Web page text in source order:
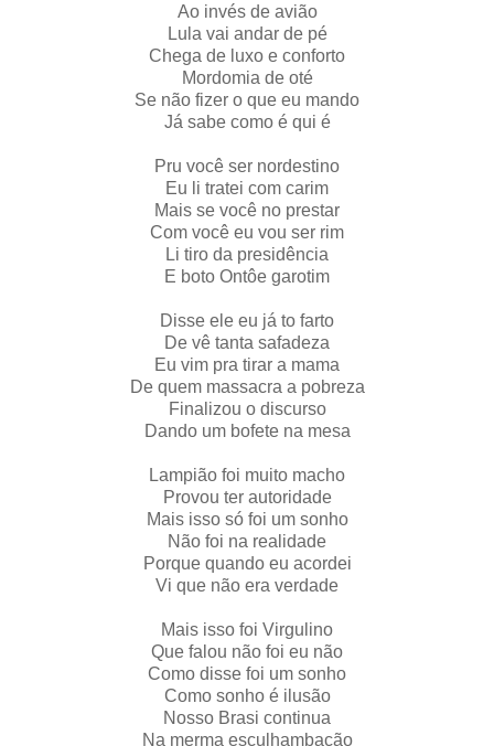
Ao invés de avião
Lula vai andar de pé
Chega de luxo e conforto
Mordomia de oté
Se não fizer o que eu mando
Já sabe como é qui é
Pru você ser nordestino
Eu li tratei com carim
Mais se você no prestar
Com você eu vou ser rim
Li tiro da presidência
E boto Ontôe garotim
Disse ele eu já to farto
De vê tanta safadeza
Eu vim pra tirar a mama
De quem massacra a pobreza
Finalizou o discurso
Dando um bofete na mesa
Lampião foi muito macho
Provou ter autoridade
Mais isso só foi um sonho
Não foi na realidade
Porque quando eu acordei
Vi que não era verdade
Mais isso foi Virgulino
Que falou não foi eu não
Como disse foi um sonho
Como sonho é ilusão
Nosso Brasi continua
Na merma esculhambação